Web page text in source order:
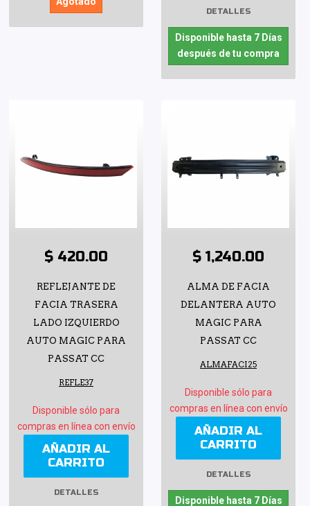
DETALLES
Disponible hasta 7 Días
después de tu compra
$ 420.00
REFLEJANTE DE
FACIA TRASERA
LADO IZQUIERDO
AUTO MAGIC PARA
PASSAT CC
REFLE37
Disponible sólo para
compras en línea con envío
AÑADIR AL
CARRITO
DETALLES
$ 1,240.00
ALMA DE FACIA
DELANTERA AUTO
MAGIC PARA
PASSAT CC
ALMAFACI25
Disponible sólo para
compras en línea con envío
AÑADIR AL
CARRITO
DETALLES
Disponible hasta 7 Días